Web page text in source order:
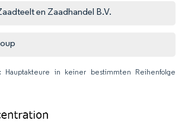
en Zaadhandel B.V.
Hauptakteure in keiner bestimmten Reihenfolge